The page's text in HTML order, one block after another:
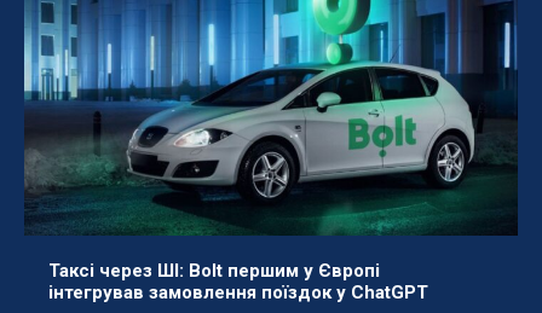
Таксі через ШІ: Bolt першим у Європі
інтегрував замовлення поїздок у ChatGPT